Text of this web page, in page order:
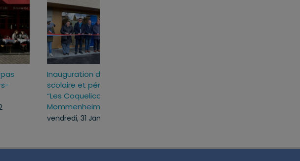
Nous ne laisserons pas
tomber les hôteliers-
restaurateurs
vendredi, 21 Jan 2022